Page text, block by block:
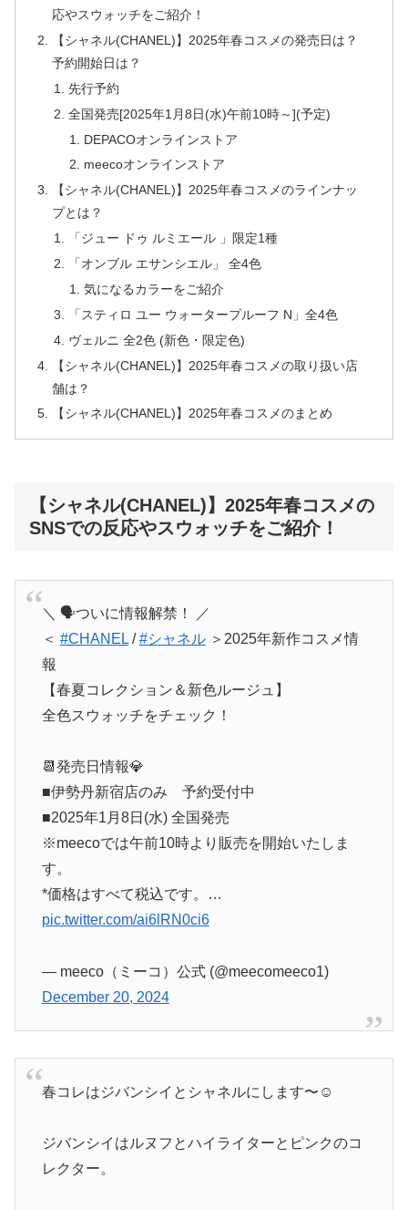
応やスウォッチをご紹介！
【シャネル(CHANEL)】2025年春コスメの発売日は？
予約開始日は？
先行予約
全国発売[2025年1月8日(水)午前10時～](予定)
DEPACOオンラインストア
meecoオンラインストア
【シャネル(CHANEL)】2025年春コスメのラインナッ
プとは？
「ジュー ドゥ ルミエール 」限定1種
「オンブル エサンシエル」 全4色
気になるカラーをご紹介
「スティロ ユー ウォータープルーフ N」全4色
ヴェルニ 全2色 (新色・限定色)
【シャネル(CHANEL)】2025年春コスメの取り扱い店
舗は？
【シャネル(CHANEL)】2025年春コスメのまとめ
【シャネル(CHANEL)】2025年春コスメの
SNSでの反応やスウォッチをご紹介！
＼ 🗣ついに情報解禁！ ／
＜ #CHANEL/#シャネル＞2025年新作コスメ情
報
【春夏コレクション＆新色ルージュ】
全色スウォッチをチェック！
📆発売日情報💎
■伊勢丹新宿店のみ 予約受付中
■2025年1月8日(水) 全国発売
※meecoでは午前10時より販売を開始いたしま
す。
*価格はすべて税込です。…
pic.twitter.com/ai6lRN0ci6
— meeco（ミーコ）公式 (@meecomeeco1)
December 20, 2024
春コレはジバンシイとシャネルにします〜☺️
ジバンシイはルヌフとハイライターとピンクのコ
レクター。